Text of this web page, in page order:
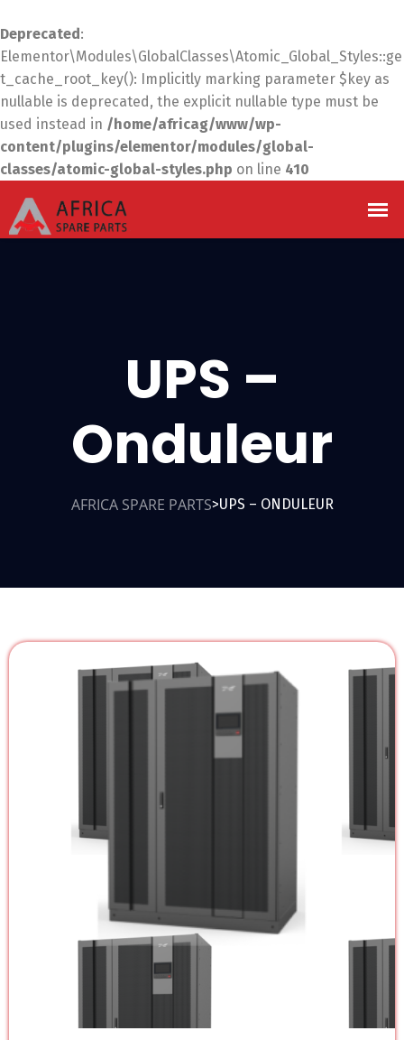
Deprecated:
Elementor\Modules\GlobalClasses\Atomic_Global_Styles::ge
t_cache_root_key(): Implicitly marking parameter $key as
nullable is deprecated, the explicit nullable type must be
used instead in /home/africag/www/wp-
content/plugins/elementor/modules/global-
classes/atomic-global-styles.php on line 410
UPS –
Onduleur
AFRICA SPARE PARTS>UPS – ONDULEUR